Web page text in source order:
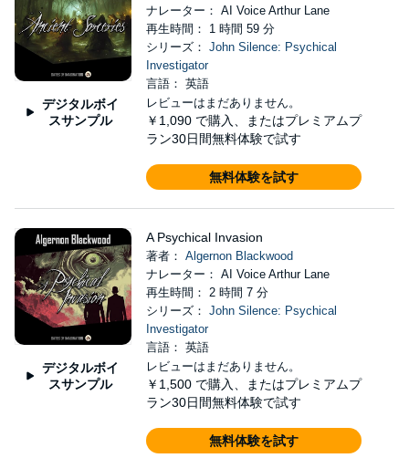
デジタルボイ
スサンプル
ナレーター： AI Voice Arthur Lane
再生時間： 1 時間 59 分
シリーズ： John Silence: Psychical
Investigator
言語： 英語
レビューはまだありません。
￥1,090 で購入、またはプレミアムプ
ラン30日間無料体験で試す
無料体験を試す
デジタルボイ
スサンプル
A Psychical Invasion
著者： Algernon Blackwood
ナレーター： AI Voice Arthur Lane
再生時間： 2 時間 7 分
シリーズ： John Silence: Psychical
Investigator
言語： 英語
レビューはまだありません。
￥1,500 で購入、またはプレミアムプ
ラン30日間無料体験で試す
無料体験を試す